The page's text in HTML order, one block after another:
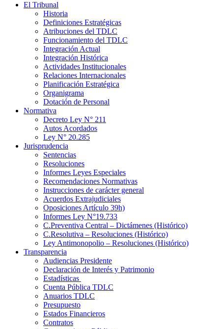
El Tribunal
Historia
Definiciones Estratégicas
Atribuciones del TDLC
Funcionamiento del TDLC
Integración Actual
Integración Histórica
Actividades Institucionales
Relaciones Internacionales
Planificación Estratégica
Organigrama
Dotación de Personal
Normativa
Decreto Ley N° 211
Autos Acordados
Ley N° 20.285
Jurisprudencia
Sentencias
Resoluciones
Informes Leyes Especiales
Recomendaciones Normativas
Instrucciones de carácter general
Acuerdos Extrajudiciales
Oposiciones Artículo 39h)
Informes Ley N°19.733
C.Preventiva Central – Dictámenes (Histórico)
C.Resolutiva – Resoluciones (Histórico)
Ley Antimonopolio – Resoluciones (Histórico)
Transparencia
Audiencias Presidente
Declaración de Interés y Patrimonio
Estadísticas
Cuenta Pública TDLC
Anuarios TDLC
Presupuesto
Estados Financieros
Contratos